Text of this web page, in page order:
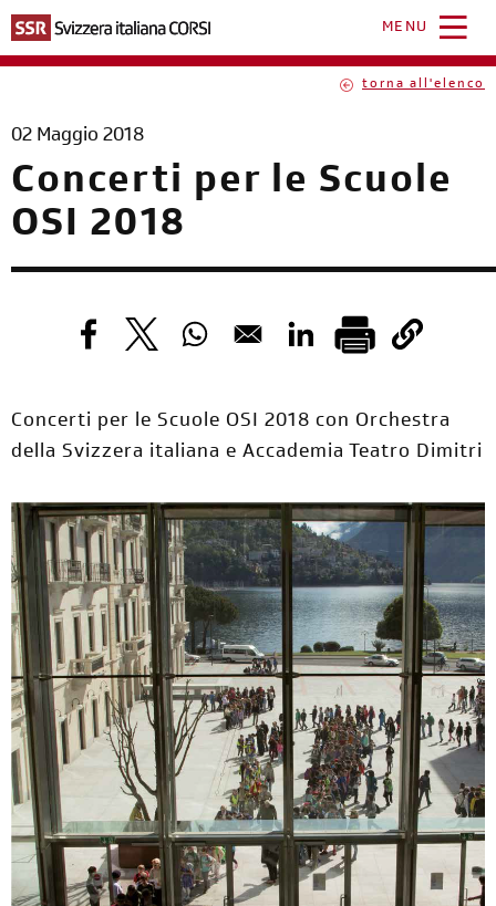
contenuto
principale
MENU
torna all'elenco
Concerti per le Scuole
OSI 2018
Opens in a new window
Opens in a new window
Opens in a new window
Opens in a new
02 Maggio 2018
Concerti per le Scuole OSI 2018 con Orchestra
della Svizzera italiana e Accademia Teatro Dimitri